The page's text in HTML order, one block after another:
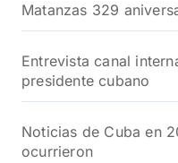
Matanzas 329
Entrevista canal
presidente cubano
Noticias de Cuba en
ocurrieron